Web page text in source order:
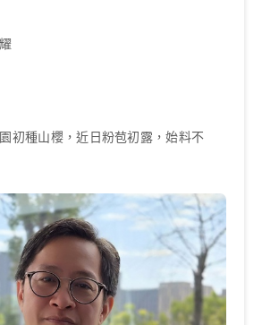
初種山櫻，近日粉苞初露，始料不